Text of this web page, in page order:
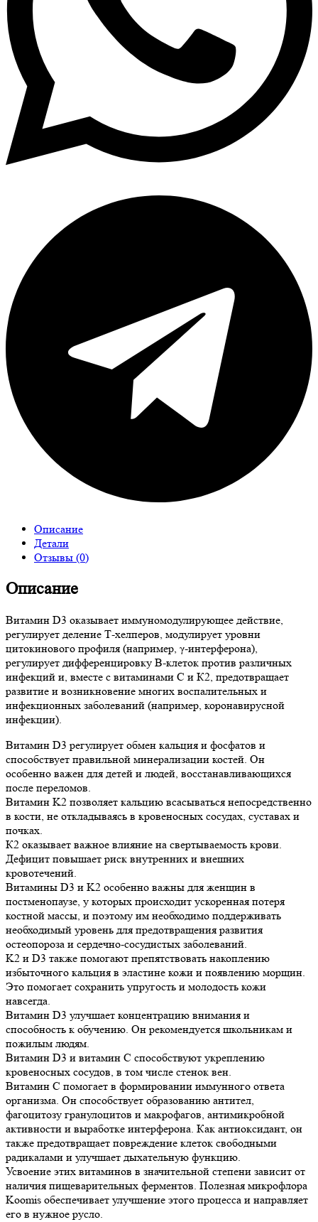
Описание
Детали
Отзывы (0)
Описание
Витамин D3 оказывает иммуномодулирующее действие,
регулирует деление Т-хелперов, модулирует уровни
цитокинового профиля (например, γ-интерферона),
регулирует дифференцировку В-клеток против различных
инфекций и, вместе с витаминами С и К2, предотвращает
развитие и возникновение многих воспалительных и
инфекционных заболеваний (например, коронавирусной
инфекции).
Витамин D3 регулирует обмен кальция и фосфатов и
способствует правильной минерализации костей. Он
особенно важен для детей и людей, восстанавливающихся
после переломов.
Витамин K2 позволяет кальцию всасываться непосредственно
в кости, не откладываясь в кровеносных сосудах, суставах и
почках.
К2 оказывает важное влияние на свертываемость крови.
Дефицит повышает риск внутренних и внешних
кровотечений.
Витамины D3 и K2 особенно важны для женщин в
постменопаузе, у которых происходит ускоренная потеря
костной массы, и поэтому им необходимо поддерживать
необходимый уровень для предотвращения развития
остеопороза и сердечно-сосудистых заболеваний.
K2 и D3 также помогают препятствовать накоплению
избыточного кальция в эластине кожи и появлению морщин.
Это помогает сохранить упругость и молодость кожи
навсегда.
Витамин D3 улучшает концентрацию внимания и
способность к обучению. Он рекомендуется школьникам и
пожилым людям.
Витамин D3 и витамин С способствуют укреплению
кровеносных сосудов, в том числе стенок вен.
Витамин С помогает в формировании иммунного ответа
организма. Он способствует образованию антител,
фагоцитозу гранулоцитов и макрофагов, антимикробной
активности и выработке интерферона. Как антиоксидант, он
также предотвращает повреждение клеток свободными
радикалами и улучшает дыхательную функцию.
Усвоение этих витаминов в значительной степени зависит от
наличия пищеварительных ферментов. Полезная микрофлора
Koomis обеспечивает улучшение этого процесса и направляет
его в нужное русло.